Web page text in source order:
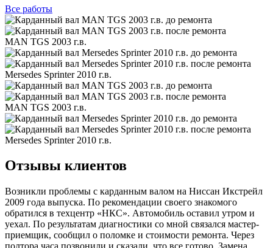
Все работы
MAN TGS 2003 г.в.
Mersedes Sprinter 2010 г.в.
MAN TGS 2003 г.в.
Mersedes Sprinter 2010 г.в.
Отзывы клиентов
Возникли проблемы с карданным валом на Ниссан Икстрейл
2009 года выпуска. По рекомендации своего знакомого
обратился в техцентр «НКС». Автомобиль оставил утром и
уехал. По результатам диагностики со мной связался мастер-
приемщик, сообщил о поломке и стоимости ремонта. Через